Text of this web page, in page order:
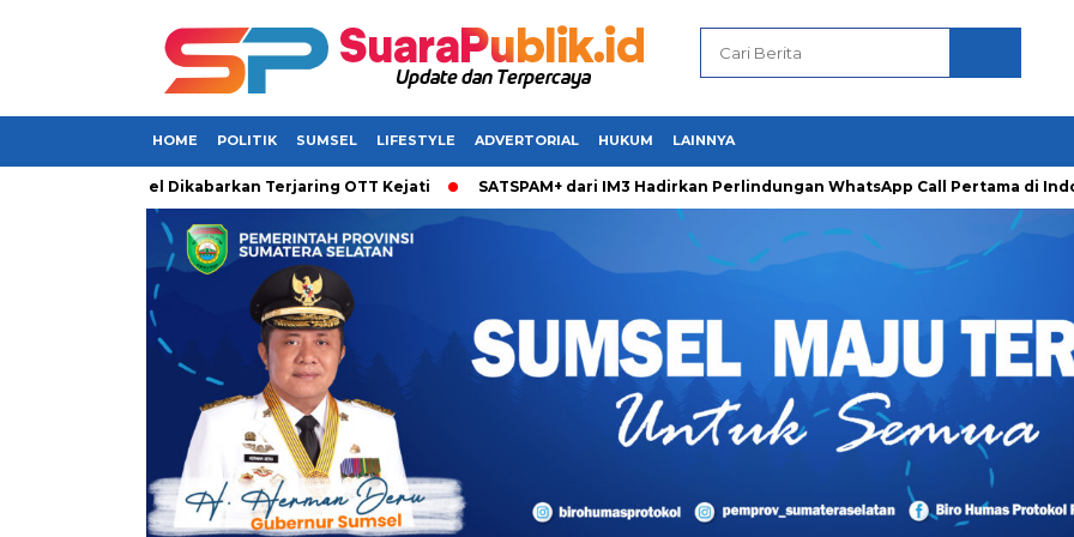
HOME POLITIK SUMSEL LIFESTYLE ADVERTORIAL HUKUM LAINNYA
di Sumsel Dikabarkan Terjaring OTT Kejati SATSPAM+ dari IM3 Hadirkan Perlindungan WhatsApp Call Pertama di